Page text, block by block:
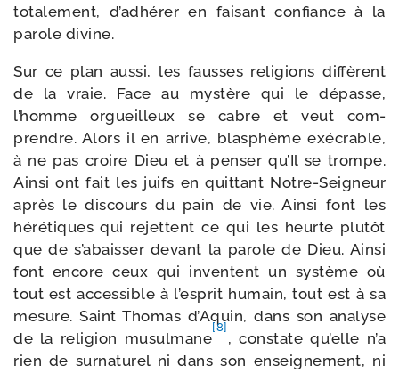
tota­le­ment, d’adhérer en fai­sant confiance à la
parole divine.
Sur ce plan aus­si, les fausses reli­gions dif­fèrent
de la vraie. Face au mys­tère qui le dépasse,
l’homme orgueilleux se cabre et veut com­
prendre. Alors il en arrive, blas­phème exé­crable,
à ne pas croire Dieu et à pen­ser qu’Il se trompe.
Ainsi ont fait les juifs en quit­tant Notre-​Seigneur
après le dis­cours du pain de vie. Ainsi font les
héré­tiques qui rejettent ce qui les heurte plu­tôt
que de s’abaisser devant la parole de Dieu. Ainsi
font encore ceux qui inventent un sys­tème où
tout est acces­sible à l’esprit humain, tout est à sa
mesure. Saint Thomas d’Aquin, dans son ana­lyse
de la reli­gion musul­mane
[8]
, constate qu’elle n’a
rien de sur­na­tu­rel ni dans son ensei­gne­ment, ni